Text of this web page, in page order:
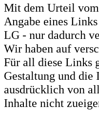
Mit dem Urteil vom
Angabe eines
LG - nur dadurch
Wir haben auf
Für all diese Links
Gestaltung und die
ausdrücklich von
Inhalte nicht